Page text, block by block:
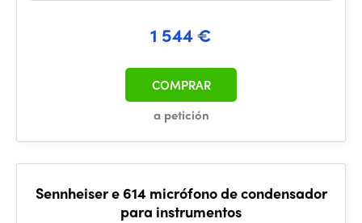
1 544 €
a petición
COMPRAR
Sennheiser e 614 micrófono de condensador
para instrumentos